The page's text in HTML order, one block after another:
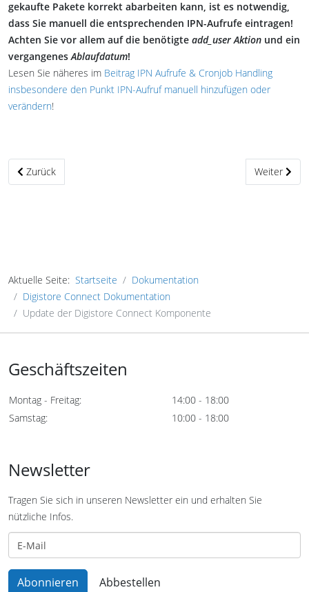
gekaufte Pakete korrekt abarbeiten kann, ist es notwendig,
dass Sie manuell die entsprechenden IPN-Aufrufe eintragen!
Achten Sie vor allem auf die benötigte add_user Aktion und ein
vergangenesAblaufdatum!
Lesen Sie näheres im Beitrag IPN Aufrufe & Cronjob Handling
insbesondere den Punkt IPN-Aufruf manuell hinzufügen oder
verändern!
Vorheriger Beitrag: Installation der Digistore Connect Komponente
Zurück Nächster
Weiter
Aktuelle Seite: Startseite
Dokumentation
Digistore Connect Dokumentation
Update der Digistore Connect Komponente
Geschäftszeiten
Montag - Freitag:
14:00 - 18:00
Samstag:
10:00 - 18:00
Newsletter
Tragen Sie sich in unseren Newsletter ein und erhalten Sie
nützliche Infos.